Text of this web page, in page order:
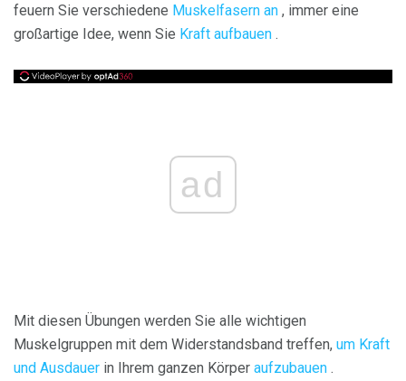
feuern Sie verschiedene Muskelfasern an , immer eine
großartige Idee, wenn Sie Kraft aufbauen .
ad
Mit diesen Übungen werden Sie alle wichtigen
Muskelgruppen mit dem Widerstandsband treffen, um Kraft
und Ausdauer in Ihrem ganzen Körper aufzubauen .